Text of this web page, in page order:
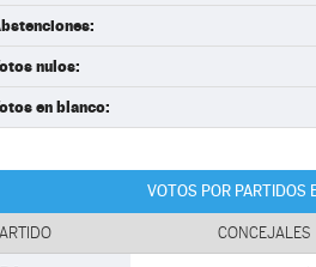
nulos:
en blanco:
VOTOS POR PARTIDOS
CONCEJALES